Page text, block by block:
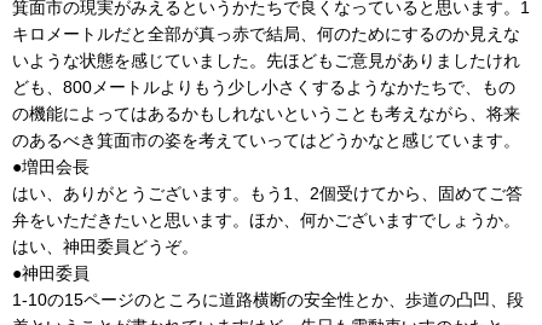
箕面市の現実がみえるというかたちで良くなっていると思います。1
キロメートルだと全部が真っ赤で結局、何のためにするのか見えな
いような状態を感じていました。先ほどもご意見がありましたけれ
ども、800メートルよりもう少し小さくするようなかたちで、もの
の機能によってはあるかもしれないということも考えながら、将来
のあるべき箕面市の姿を考えていってはどうかなと感じています。
●増田会長
はい、ありがとうございます。もう1、2個受けてから、固めてご答
弁をいただきたいと思います。ほか、何かございますでしょうか。
はい、神田委員どうぞ。
●神田委員
1-10の15ページのところに道路横断の安全性とか、歩道の凸凹、段